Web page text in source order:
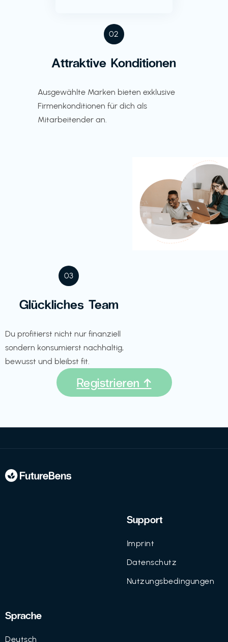
02
Attraktive Konditionen
Ausgewählte Marken bieten exklusive
Firmenkonditionen für dich als
Mitarbeitender an.
03
Glückliches Team
Du profitierst nicht nur finanziell
sondern konsumierst nachhaltig,
bewusst und bleibst fit.
Registrieren ↑
Support
Imprint
Datenschutz
Nutzungsbedingungen
Sprache
Deutsch